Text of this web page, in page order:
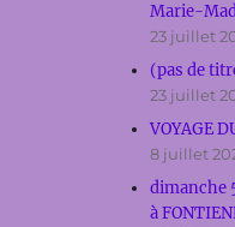
Marie-
23 juillet
(pas de
23 juillet
VOYAGE
8 juillet
dimanche
à